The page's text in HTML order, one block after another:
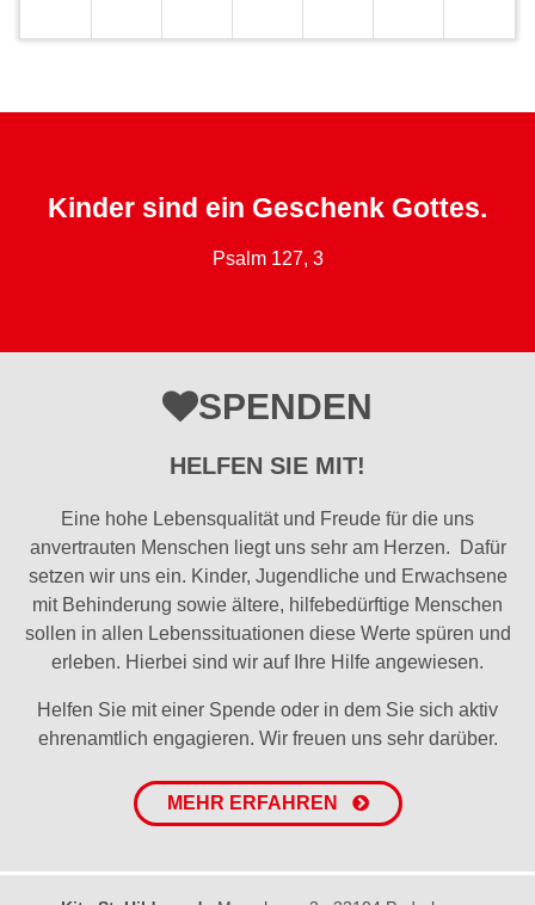
Kinder sind ein Geschenk Gottes.
Psalm 127, 3
SPENDEN
HELFEN SIE MIT!
Eine hohe Lebensqualität und Freude für die uns
anvertrauten Menschen liegt uns sehr am Herzen. Dafür
setzen wir uns ein. Kinder, Jugendliche und Erwachsene
mit Behinderung sowie ältere, hilfebedürftige Menschen
sollen in allen Lebenssituationen diese Werte spüren und
erleben. Hierbei sind wir auf Ihre Hilfe angewiesen.
Helfen Sie mit einer Spende oder in dem Sie sich aktiv
ehrenamtlich engagieren. Wir freuen uns sehr darüber.
MEHR ERFAHREN